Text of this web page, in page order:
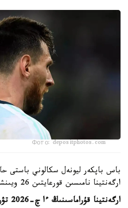
Фото: depositphotos.com
باس باپكەر ليونەل سكالوني باستى
ارگەنتينا نامىسىن قورعايتىن 26 ويىنشىنىڭ ەسىمىن اتادى.
ارگەنتينا قۇراماسىنىڭ ءا چ-2026 تۋرنيرىنە قاتىساتىن قۇرامى: